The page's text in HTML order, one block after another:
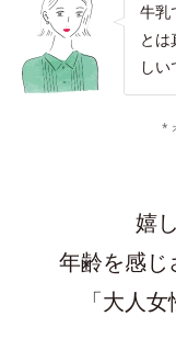
牛乳
と
しい
*
嬉
年齢を感じ
「大人